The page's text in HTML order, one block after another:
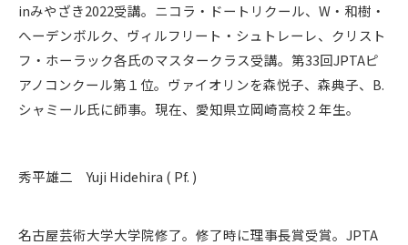
inみやざき2022受講。ニコラ・ドートリクール、W・和樹・
へーデンボルク、ヴィルフリート・シュトレーレ、クリスト
フ・ホーラック各氏のマスタークラス受講。第33回JPTAピ
アノコンクール第１位。ヴァイオリンを森悦子、森典子、B.
シャミール氏に師事。現在、愛知県立岡崎高校２年生。
秀平雄二 Yuji Hidehira ( Pf. )
名古屋芸術大学大学院修了。修了時に理事長賞受賞。JPTA